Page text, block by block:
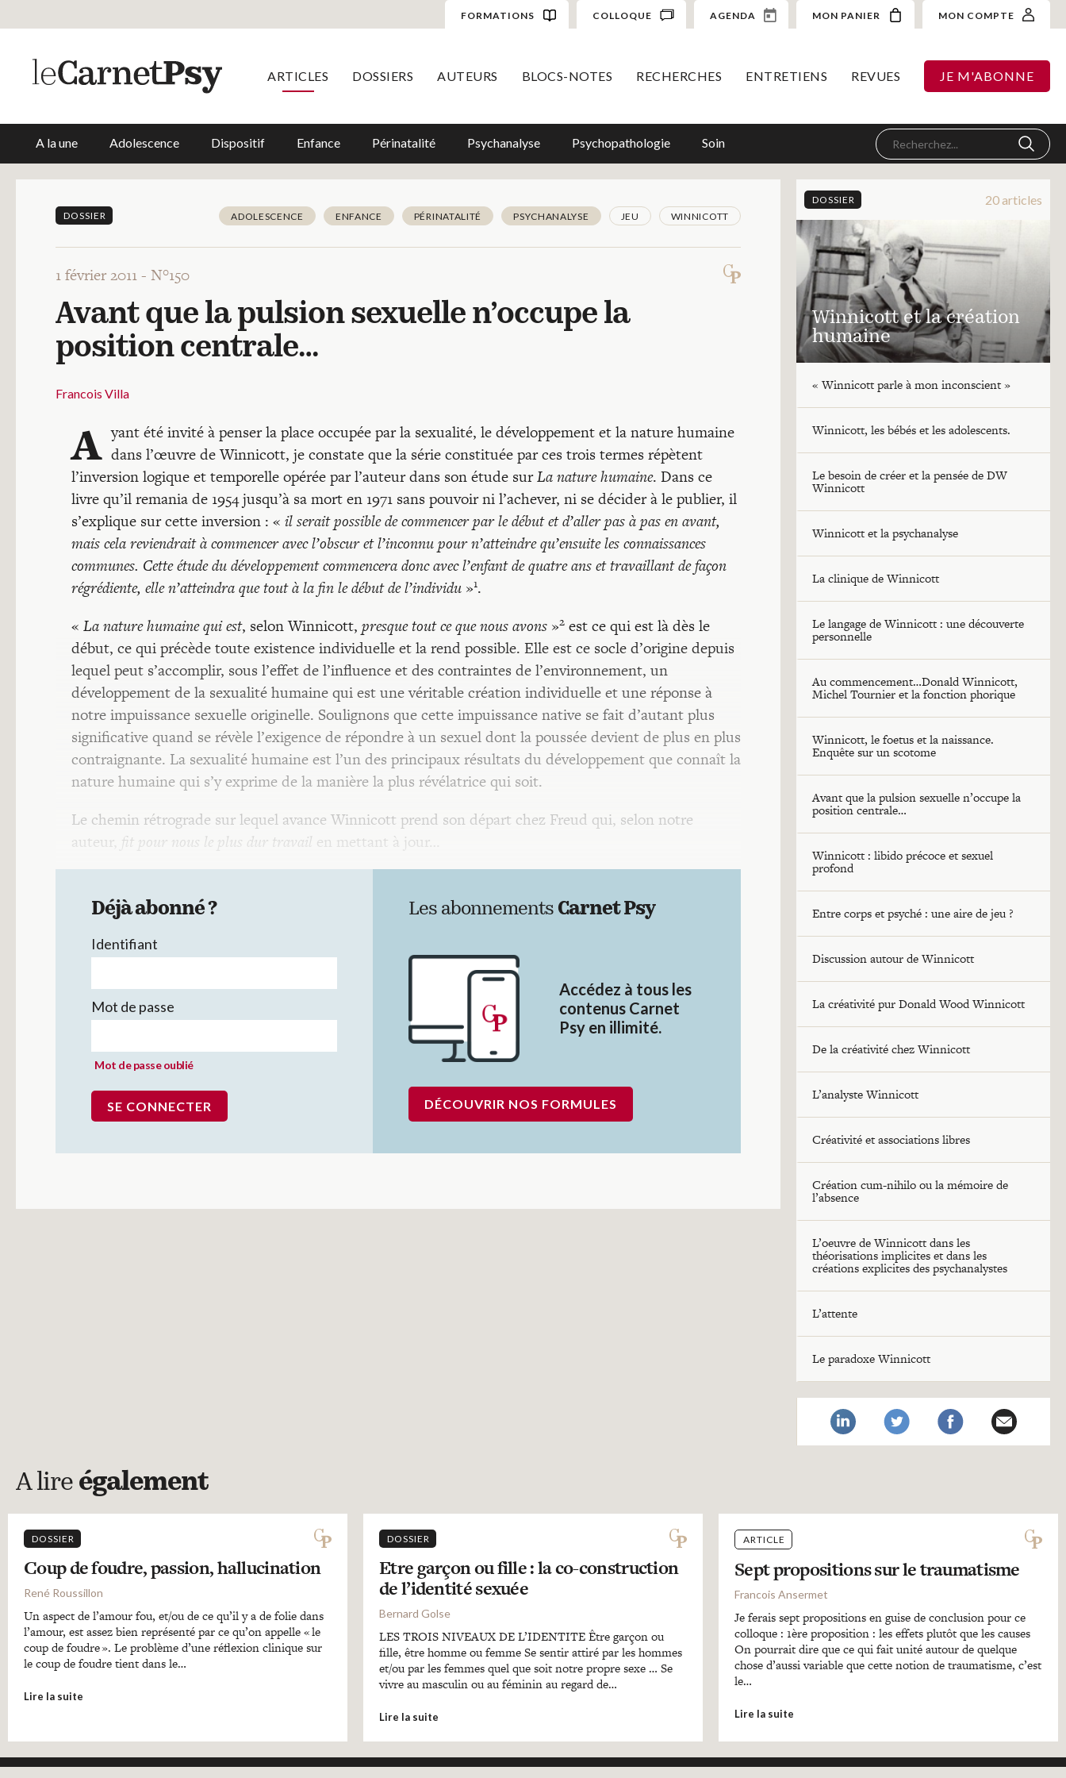
FORMATIONS COLLOQUE AGENDA MON PANIER MON COMPTE
ARTICLES DOSSIERS AUTEURS BLOCS-NOTES RECHERCHES ENTRETIENS REVUES JE M'ABONNE
A la une Adolescence Dispositif Enfance Périnatalité Psychanalyse Psychopathologie Soin
DOSSIER ADOLESCENCE ENFANCE PÉRINATALITÉ PSYCHANALYSE JEU WINNICOTT
1 février 2011 - N°150
Avant que la pulsion sexuelle n’occupe la
position centrale…
Francois Villa
A yant été invité à penser la place occupée par la sexualité, le développement et la nature humaine
dans l’œuvre de Winnicott, je constate que la série constituée par ces trois termes répètent
l’inversion logique et temporelle opérée par l’auteur dans son étude surLa nature humaine. Dans ce
livre qu’il remania de 1954 jusqu’à sa mort en 1971 sans pouvoir ni l’achever, ni se décider à le publier, il
s’explique sur cette inversion : « il serait possible de commencer par le début et d’aller pas à pas en avant,
mais cela reviendrait à commencer avec l’obscur et l’inconnu pour n’atteindre qu’ensuite les connaissances
communes. Cette étude du développement commencera donc avec l’enfant de quatre ans et travaillant de façon
régrédiente, elle n’atteindra que tout à la fin le début de l’individu »1.
« La nature humaine qui est, selon Winnicott, presque tout ce que nous avons »2 est ce qui est là dès le
début, ce qui précède toute existence individuelle et la rend possible. Elle est ce socle d’origine depuis
lequel peut s’accomplir, sous l’effet de l’influence et des contraintes de l’environnement, un
développement de la sexualité humaine qui est une véritable création individuelle et une réponse à
notre impuissance sexuelle originelle. Soulignons que cette impuissance native se fait d’autant plus
significative quand se révèle l’exigence de répondre à un sexuel dont la poussée devient de plus en plus
contraignante. La sexualité humaine est l’un des principaux résultats du développement que connaît la
nature humaine qui s’y exprime de la manière la plus révélatrice qui soit.
Le chemin rétrograde sur lequel avance Winnicott prend son départ chez Freud qui, selon notre
auteur, fit pour nous le plus dur travail en mettant à jour…
Déjà abonné ?
Identifiant
Mot de passe
Mot de passe oublié
Les abonnements Carnet Psy
Accédez à tous les
contenus Carnet
Psy en illimité.
DÉCOUVRIR NOS FORMULES
DOSSIER 20 articles
Winnicott et la création
humaine
« Winnicott parle à mon inconscient »
Winnicott, les bébés et les adolescents.
Le besoin de créer et la pensée de DW
Winnicott
Winnicott et la psychanalyse
La clinique de Winnicott
Le langage de Winnicott : une découverte
personnelle
Au commencement…Donald Winnicott,
Michel Tournier et la fonction phorique
Winnicott, le foetus et la naissance.
Enquête sur un scotome
Avant que la pulsion sexuelle n’occupe la
position centrale…
Winnicott : libido précoce et sexuel
profond
Entre corps et psyché : une aire de jeu ?
Discussion autour de Winnicott
La créativité pur Donald Wood Winnicott
De la créativité chez Winnicott
L’analyste Winnicott
Créativité et associations libres
Création cum-nihilo ou la mémoire de
l’absence
L’oeuvre de Winnicott dans les
théorisations implicites et dans les
créations explicites des psychanalystes
L’attente
Le paradoxe Winnicott
A lire également
DOSSIER
Coup de foudre, passion, hallucination
René Roussillon
Un aspect de l’amour fou, et/ou de ce qu’il y a de folie dans
l’amour, est assez bien représenté par ce qu’on appelle « le
coup de foudre ». Le problème d’une réflexion clinique sur
le coup de foudre tient dans le…
Lire la suite
DOSSIER
Etre garçon ou fille : la co-construction
de l’identité sexuée
Bernard Golse
LES TROIS NIVEAUX DE L’IDENTITE Être garçon ou
fille, être homme ou femme Se sentir attiré par les hommes
et/ou par les femmes quel que soit notre propre sexe … Se
vivre au masculin ou au féminin au regard de…
Lire la suite
ARTICLE
Sept propositions sur le traumatisme
Francois Ansermet
Je ferais sept propositions en guise de conclusion pour ce
colloque : 1ère proposition : les effets plutôt que les causes
On pourrait dire que ce qui fait unité autour de quelque
chose d’aussi variable que cette notion de traumatisme, c’est
le…
Lire la suite